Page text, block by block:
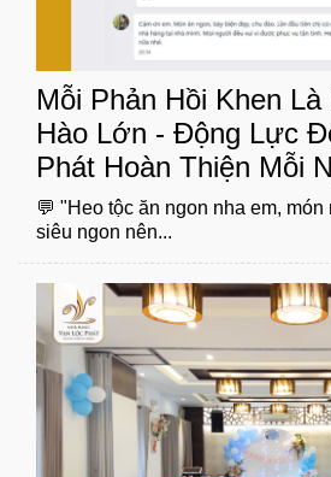
Mỗi Phản Hồi Khen
Hào Lớn - Động Lực
Phát Hoàn Thiện Mỗi
💬 "Heo tộc ăn ngon nha em, món
siêu ngon nên...